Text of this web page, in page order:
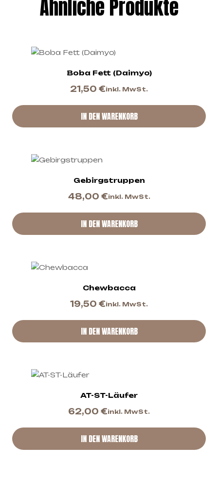
Ähnliche Produkte
Boba Fett (Daimyo)
21,50 €inkl. MwSt.
IN DEN WARENKORB
Gebirgstruppen
48,00 €inkl. MwSt.
IN DEN WARENKORB
Chewbacca
19,50 €inkl. MwSt.
IN DEN WARENKORB
AT-ST-Läufer
62,00 €inkl. MwSt.
IN DEN WARENKORB